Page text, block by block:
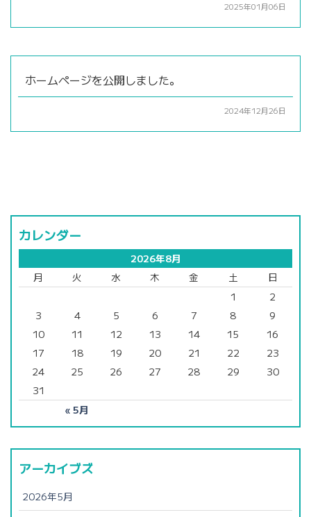
2025年01月06日
ホームページを公開しました。
2024年12月26日
カレンダー
2026年8月
月
火 水 木 金 土 日
« 5月
1
2
3
4 5 6 7 8
9
10
11 12 13 14 15
16
17
18 19 20 21 22
23
24
25 26 27 28 29
30
31
アーカイブズ
2026年5月